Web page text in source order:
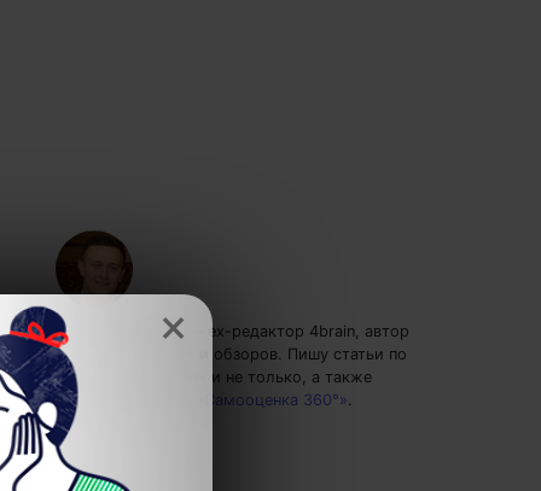
Сергей Крутько— ex-редактор 4brain, автор
тренингов, статей и обзоров. Пишу статьи по
теме
и не только, а также
рекомендую курс
«Самооценка 360°».
×